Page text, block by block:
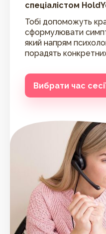
спеціалістом
Тобі допоможуть
сформулювати
який напрям
порадять
Вибрати час